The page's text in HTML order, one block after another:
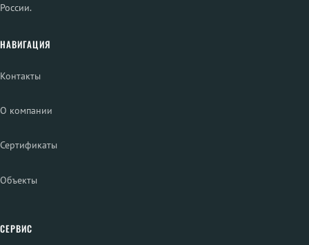
России.
НАВИГАЦИЯ
Контакты
О компании
Сертификаты
Объекты
СЕРВИС